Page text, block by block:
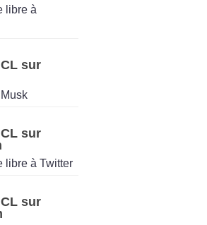
libre à
sur
sur
libre à Twitter
sur